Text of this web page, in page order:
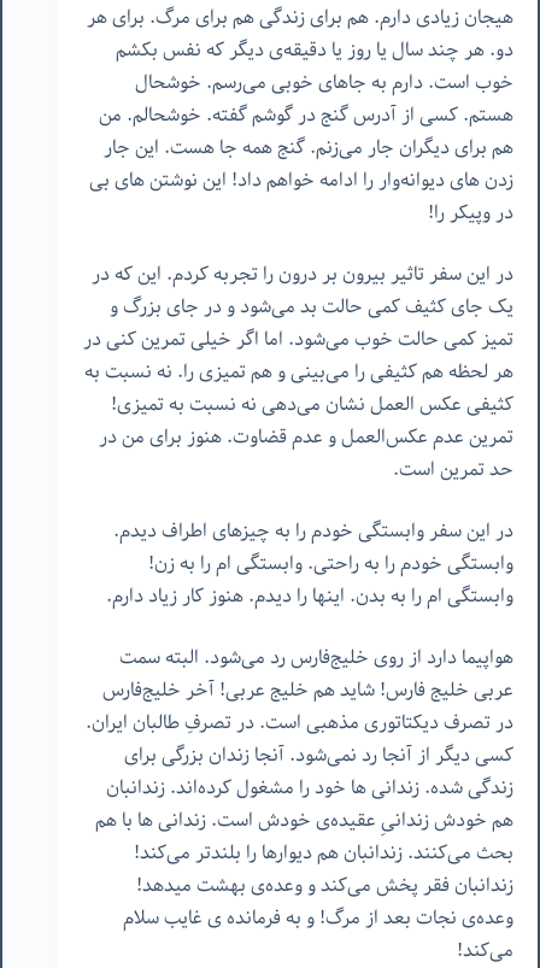
هیجان زیادی دارم. هم برای زندگی هم برای مرگ. برای هر
دو. هر چند سال یا روز یا دقیقه‌ی دیگر که نفس بکشم
خوب است. دارم به جاهای خوبی می‌رسم. خوشحال
هستم. کسی از آدرس گنج در گوشم گفته. خوشحالم. من
هم برای دیگران جار می‌زنم. گنج همه جا هست. این جار
زدن های دیوانه‌وار را ادامه خواهم داد! این نوشتن های بی
در وپیکر را!
در این سفر تاثیر بیرون بر درون را تجربه کردم. این که در
یک جای کثیف کمی حالت بد می‌شود و در جای بزرگ و
تمیز کمی حالت خوب می‌شود. اما اگر خیلی تمرین کنی در
هر لحظه هم کثیفی را می‌بینی و هم تمیزی را. نه نسبت به
کثیفی عکس العمل نشان می‌دهی نه نسبت به تمیزی!
تمرین عدم عکس‌العمل و عدم قضاوت. هنوز برای من در
حد تمرین است.
در این سفر وابستگی خودم را به چیزهای اطراف دیدم.
وابستگی خودم را به راحتی. وابستگی ام را به زن!
وابستگی ام را به بدن. اینها را دیدم. هنوز کار زیاد دارم.
هواپیما دارد از روی خلیج‌فارس رد می‌شود. البته سمت
عربی خلیج فارس! شاید هم خلیج عربی! آخر خلیج‌فارس
در تصرف دیکتاتوری مذهبی است. در تصرفِ طالبان ایران.
کسی دیگر از آنجا رد نمی‌شود. آنجا زندان بزرگی برای
زندگی شده. زندانی ها خود را مشغول کرده‌اند. زندانبان
هم خودش زندانیِ عقیده‌ی خودش است. زندانی ها با هم
بحث می‌کنند. زندانبان هم دیوارها را بلندتر می‌کند!
زندانبان فقر پخش می‌کند و وعده‌ی بهشت میدهد!
وعده‌ی نجات بعد از مرگ! و به فرمانده ‌ی غایب سلام
می‌کند!